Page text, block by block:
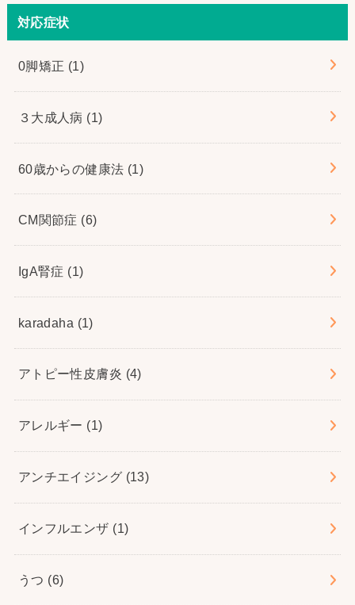
対応症状
0脚矯正 (1)
３大成人病 (1)
60歳からの健康法 (1)
CM関節症 (6)
IgA腎症 (1)
karadaha (1)
アトピー性皮膚炎 (4)
アレルギー (1)
アンチエイジング (13)
インフルエンザ (1)
うつ (6)